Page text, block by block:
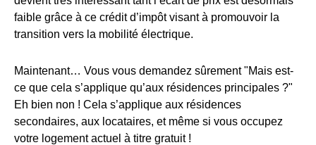
faible grâce à ce crédit d’impôt visant à promouvoir la
transition vers la mobilité électrique.
Maintenant… Vous vous demandez sûrement "Mais est-
ce que cela s’applique qu’aux résidences principales ?"
Eh bien non ! Cela s’applique aux résidences
secondaires, aux locataires, et même si vous occupez
votre logement actuel à titre gratuit !